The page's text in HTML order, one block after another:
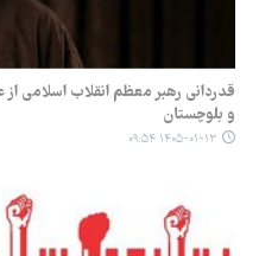
قدردانی رهبر معظم انقلاب اسلامی
و بلوچستان
۱۴۰۵-۰۱-۱۳ ۰۹:۵۴